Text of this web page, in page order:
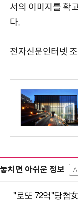
서의 이미지를 확
다.
전자신문인터넷
놓치면 아쉬운 정보